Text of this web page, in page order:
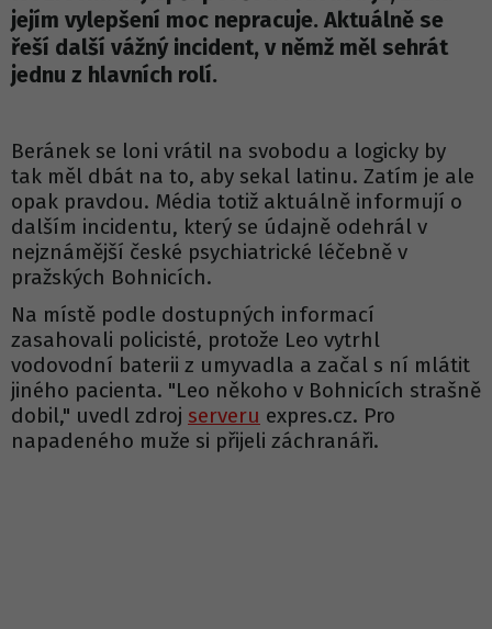
jejím vylepšení moc nepracuje. Aktuálně se
řeší další vážný incident, v němž měl sehrát
jednu z hlavních rolí.
Beránek se loni vrátil na svobodu a logicky by
tak měl dbát na to, aby sekal latinu. Zatím je ale
opak pravdou. Média totiž aktuálně informují o
dalším incidentu, který se údajně odehrál v
nejznámější české psychiatrické léčebně v
pražských Bohnicích.
Na místě podle dostupných informací
zasahovali policisté, protože Leo vytrhl
vodovodní baterii z umyvadla a začal s ní mlátit
jiného pacienta. "Leo někoho v Bohnicích strašně
dobil," uvedl zdroj serveru expres.cz. Pro
napadeného muže si přijeli záchranáři.